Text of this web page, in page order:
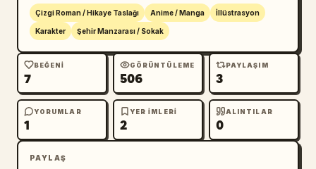
勢】","visible_elements_count":2,"visible_elem
ents":["dört mavi yıldız ve bir soluk boş
derecelendirme","büyük mavi başlık
metni"],"headline":"
Yükseliş hissi!
","body_text":"Beklenmedik insanlarla
tanışmak veya yeni girişimler şansı
beraberinde getirir. Sezgilerinize güvenin ve
alt","title":"【今日の世
Çizgi Roman / Hikaye Taslağı Anime / Manga İllüstrasyon
Karakter Şehir Manzarası / Sokak
BEĞENI
7
GÖRÜNTÜLEME
506
PAYLAŞIM
3
YORUMLAR
1
YER IMLERI
2
ALINTILAR
0
PAYLAŞ